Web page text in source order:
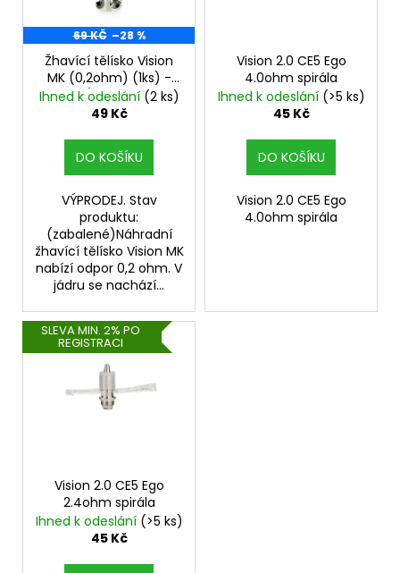
u
k
p
r 69 KČ –28 %
Žhavící tělísko Vision
MK (0,2ohm) (1ks) -
VÝPRODEJ.
Ihned k odeslání (2 ks)
49 Kč
DO KOŠÍKU
VÝPRODEJ. Stav
produktu:
(zabalené)Náhradní
žhavící tělísko Vision MK
nabízí odpor 0,2 ohm. V
jádru se nachází...
Vision 2.0 CE5 Ego
4.0ohm spirála
Ihned k odeslání (>5 ks)
45 Kč
DO KOŠÍKU
Vision 2.0 CE5 Ego
4.0ohm spirála
SLEVA MIN. 2% PO
REGISTRACI
Vision 2.0 CE5 Ego
2.4ohm spirála
Ihned k odeslání (>5 ks)
45 Kč
m
DEKANG
MENTOL
Původně: